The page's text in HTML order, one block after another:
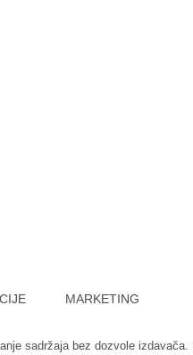
MARKETING
sadržaja bez dozvole izdavača.